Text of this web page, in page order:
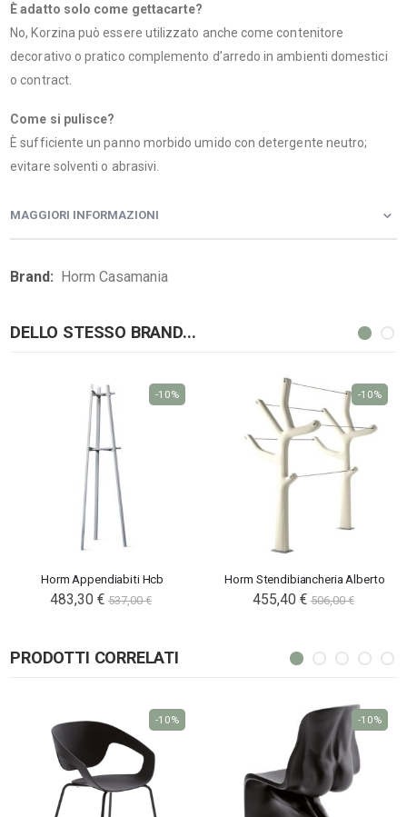
È adatto solo come gettacarte?
No, Korzina può essere utilizzato anche come contenitore
decorativo o pratico complemento d’arredo in ambienti domestici
o contract.
Come si pulisce?
È sufficiente un panno morbido umido con detergente neutro;
evitare solventi o abrasivi.
MAGGIORI INFORMAZIONI
MaggioriHorm Casamania
DELLO STESSO BRAND...
Horm Appendiabiti Hcb
483,30 € 537,00 €
-10%
Horm Stendibiancheria Alberto
455,40 € 506,00 €
-10%
PRODOTTI CORRELATI
-10% -10%